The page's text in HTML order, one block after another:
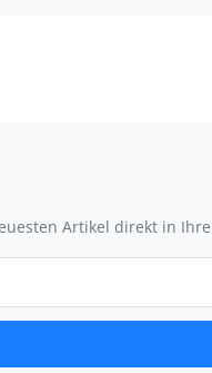
Artikel direkt in